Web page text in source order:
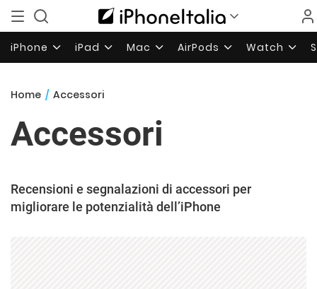
iPhone iPad Mac AirPods Watch
Home / Accessori
Accessori
Recensioni e segnalazioni di accessori per
migliorare le potenzialità dell’iPhone